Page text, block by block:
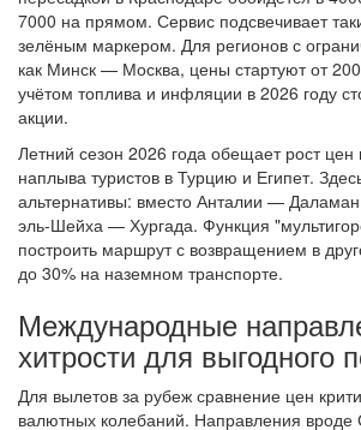
7000 на прямом. Сервис подсвечивает
зелёным маркером. Для регионов с
как Минск — Москва, цены стартуют от
учётом топлива и инфляции в 2026 году
акции.
Летний сезон 2026 года обещает рост цен
наплыва туристов в Турцию и Египет.
альтернативы: вместо Анталии —
эль-Шейха — Хургада. Функция
построить маршрут с возвращением в
до 30% на наземном транспорте.
Международные
хитрости для выгодного
Для вылетов за рубеж сравнение цен
валютных колебаний. Направления